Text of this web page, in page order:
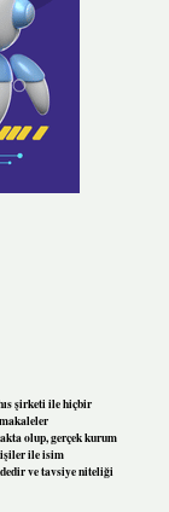
şirketi ile hiçbir
olup, gerçek kurum
ile isim
ve tavsiye niteliği